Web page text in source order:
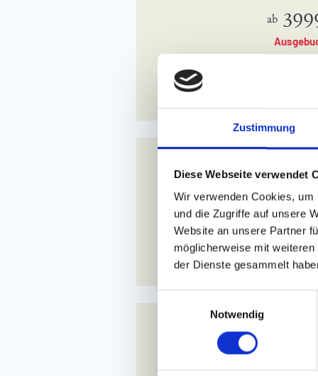
Zustimmung
Diese Webseite verwendet
Wir verwenden Cookies,
und die Zugriffe auf unsere
Website an unsere Partner
möglicherweise mit
der Dienste gesammelt
Notwendig
ab
23.01.2027 -
ab
JETZT
13.03.2027 -
ab